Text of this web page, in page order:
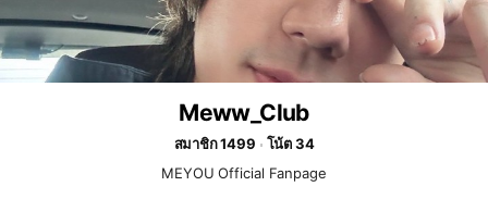
Meww_Club
สมาชิก 1499
โน้ต 34
MEYOU Official Fanpage